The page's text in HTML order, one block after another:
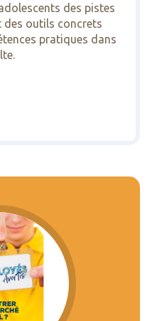
des pistes
des outils concrets
pratiques dans